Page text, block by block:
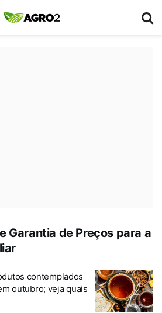
Garantia de Preços para a
contemplados
outubro; veja quais